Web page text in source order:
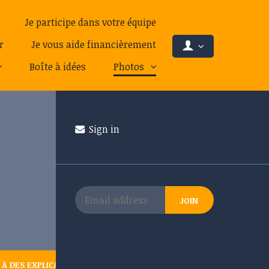
Je participe dans votre équipe
Je vous aide financièrement
Boîte à idées Photos
EXPLICATIONS SÉRIEUSES ?
Sign in